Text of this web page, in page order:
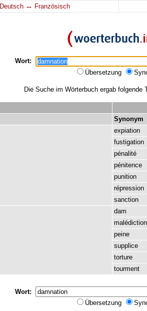
Deutsch ↔ Französisch
Wort:
Übersetzung
Die Suche im Wörterbuch ergab folgende
Synonym
expiation
fustigation
pénalité
pénitence
punition
répression
sanction
dam
malédiction
peine
supplice
torture
tourment
Wort:
Übersetzung